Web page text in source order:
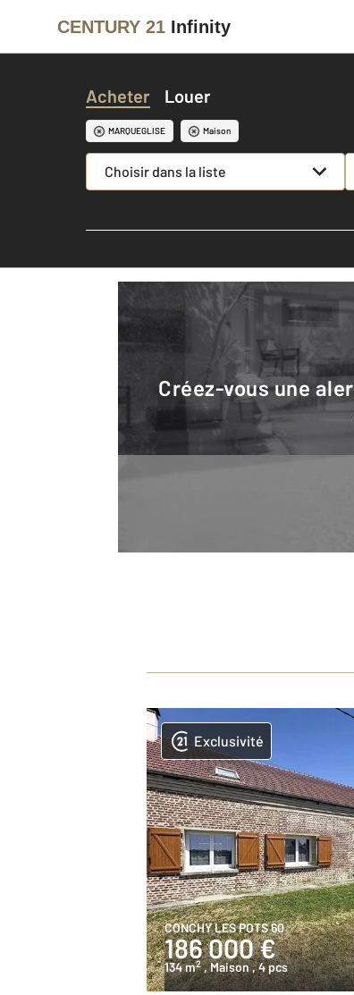
CENTURY 21 Infinity
Acheter Louer
MARQUEGLISE Maison
Choisir dans la liste
Créez-vous une alerte mail pour être averti quand une annonce est en ligne et consultez la
Exclusivité
CONCHY LES POTS 60
186 000 €
134 m2 , Maison, 4 pcs